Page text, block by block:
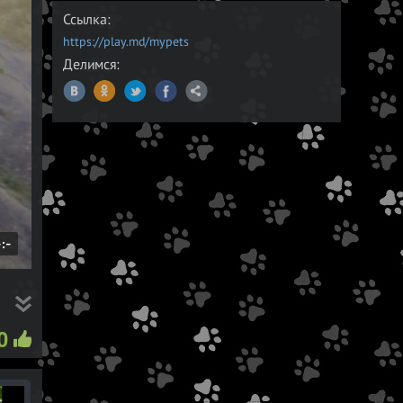
Ссылка:
https://play.md/mypets
Делимся: